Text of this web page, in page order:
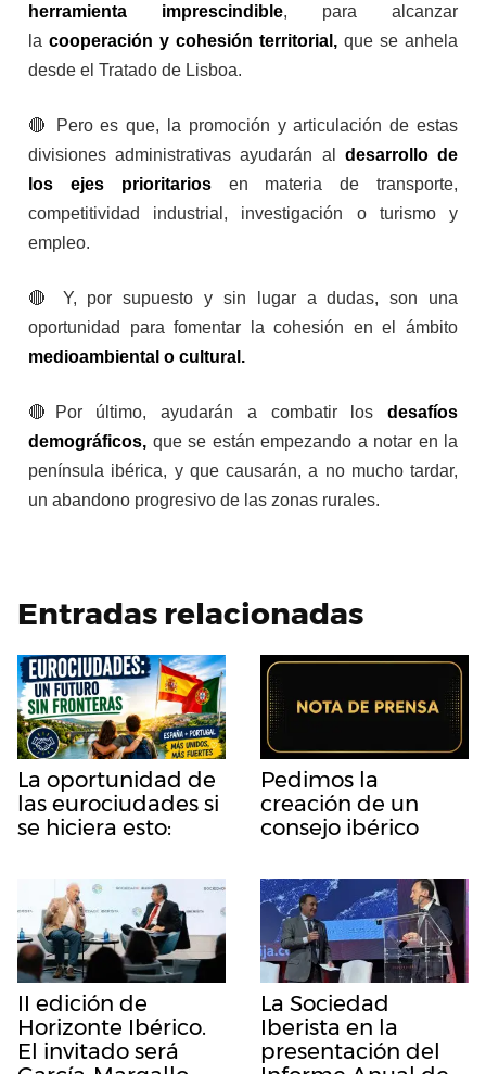
herramienta imprescindible, para alcanzar
la cooperación y cohesión territorial, que se anhela
desde el Tratado de Lisboa.
🔴 Pero es que, la promoción y articulación de estas
divisiones administrativas ayudarán al desarrollo de
los ejes prioritariosen materia de transporte,
competitividad industrial, investigación o turismo y
empleo.
🔴 Y, por supuesto y sin lugar a dudas, son una
oportunidad para fomentar la cohesión en el ámbito
medioambiental o cultural.
🔴Por último, ayudarán a combatir los desafíos
demográficos, que se están empezando a notar en la
península ibérica, y que causarán, a no mucho tardar,
un abandono progresivo de las zonas rurales.
Entradas relacionadas
La oportunidad de
las eurociudades si
se hiciera esto:
Pedimos la
creación de un
consejo ibérico
II edición de
Horizonte Ibérico.
El invitado será
La Sociedad
Iberista en la
presentación del